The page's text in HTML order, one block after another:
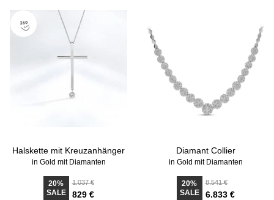
Halskette mit Kreuzanhänger
in Gold mit Diamanten
20%
SALE
1.037 €
829 €
Diamant Collier
in Gold mit Diamanten
20%
SALE
8.541 €
6.833 €